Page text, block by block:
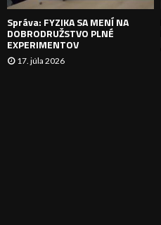
Správa: FYZIKA SA MENÍ NA
DOBRODRUŽSTVO PLNÉ
EXPERIMENTOV
17. júla 2026